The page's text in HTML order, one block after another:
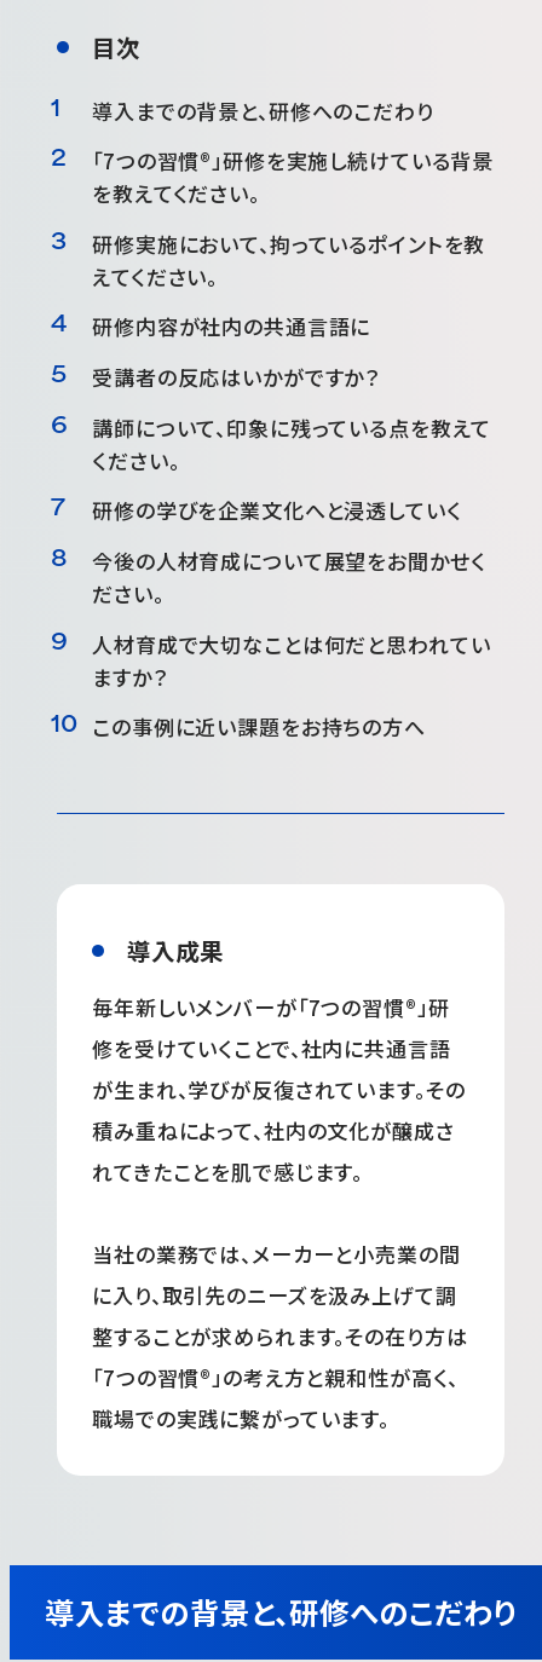
目次
導入までの背景と、研修へのこだわり
「7つの習慣®」研修を実施し続けている背景
を教えてください。
研修実施において、拘っているポイントを教
えてください。
研修内容が社内の共通言語に
受講者の反応はいかがですか？
講師について、印象に残っている点を教えて
ください。
研修の学びを企業文化へと浸透していく
今後の人材育成について展望をお聞かせく
ださい。
人材育成で大切なことは何だと思われてい
ますか？
この事例に近い課題をお持ちの方へ
導入成果
毎年新しいメンバーが「7つの習慣®」研
修を受けていくことで、社内に共通言語
が生まれ、学びが反復されています。その
積み重ねによって、社内の文化が醸成さ
れてきたことを肌で感じます。
当社の業務では、メーカーと小売業の間
に入り、取引先のニーズを汲み上げて調
整することが求められます。その在り方は
「7つの習慣®」の考え方と親和性が高く、
職場での実践に繋がっています。
導入までの背景と、研修へのこだわり